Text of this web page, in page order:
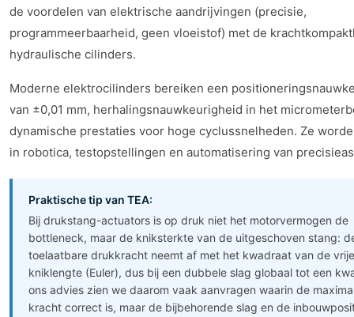
de voordelen van elektrische aandrijvingen (precisie,
programmeerbaarheid, geen vloeistof) met de
hydraulische cilinders.
Moderne elektrocilinders bereiken een
van ±0,01 mm, herhalingsnauwkeurigheid in het
dynamische prestaties voor hoge cyclussnelheden. Ze
in robotica, testopstellingen en automatisering van
Praktische tip van TEA:
Bij drukstang-actuators is op druk niet het motorvermogen de
bottleneck, maar de kniksterkte van de uitgeschoven stang:
toelaatbare drukkracht neemt af met het kwadraat van de vrije
kniklengte (Euler), dus bij een dubbele slag globaal tot een
ons advies zien we daarom vaak aanvragen waarin de
kracht correct is, maar de bijbehorende slag en de